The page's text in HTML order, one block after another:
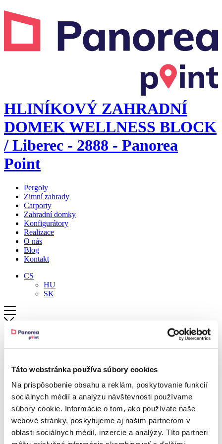
Táto webstránka používa súbory cookies
Na prispôsobenie obsahu a reklám, poskytovanie funkcií
sociálnych médií a analýzu návštevnosti používame
súbory cookie. Informácie o tom, ako používate naše
webové stránky, poskytujeme aj našim partnerom v
oblasti sociálnych médií, inzercie a analýzy. Títo partneri
HLINÍKOVÝ ZAHRADNÍ
DOMEK WELLNESS BLOCK
/ Liberec - 2888 - Panorea
Point
Pergoly
Zimní zahrady
Carporty
Zahradní domky
Konfigurátory
Realizace
O nás
Blog
Kontakt
CS
HU
SK
Pergoly
Zimní zahrady